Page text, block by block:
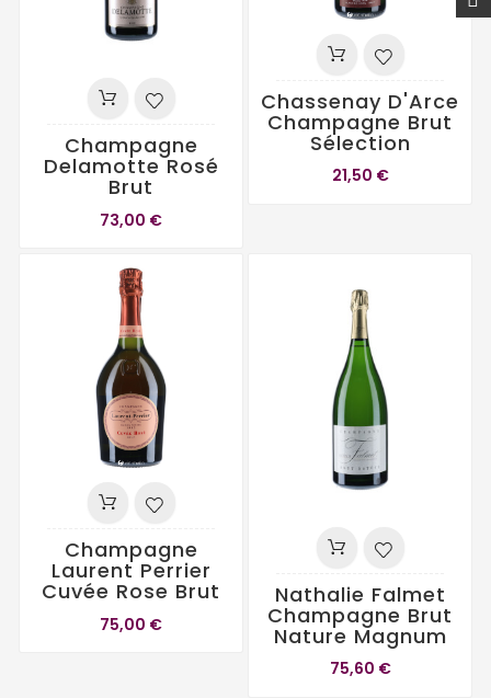
Champagne
Delamotte Rosé
Brut
73,00 €
Chassenay D'Arce
Champagne Brut
Sélection
21,50 €
Champagne
Laurent Perrier
Cuvée Rose Brut
75,00 €
Nathalie Falmet
Champagne Brut
Nature Magnum
75,60 €